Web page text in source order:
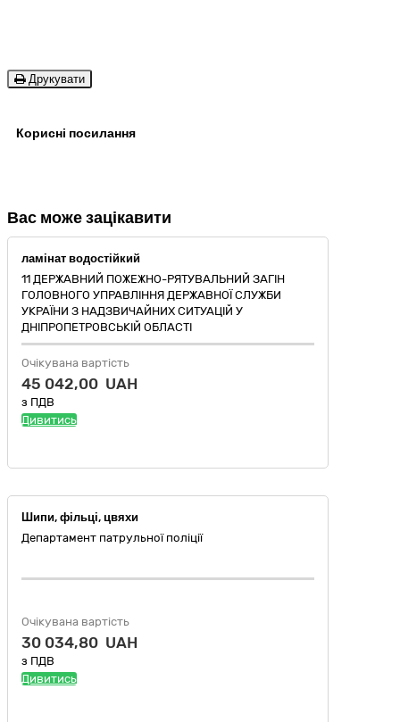
Друкувати
Корисні посилання
Вас може зацікавити
ламінат водостійкий
11 ДЕРЖАВНИЙ ПОЖЕЖНО-РЯТУВАЛЬНИЙ ЗАГІН
ГОЛОВНОГО УПРАВЛІННЯ ДЕРЖАВНОЇ СЛУЖБИ
УКРАЇНИ З НАДЗВИЧАЙНИХ СИТУАЦІЙ У
ДНІПРОПЕТРОВСЬКІЙ ОБЛАСТІ
Очікувана вартість
45 042,00 UAH
з ПДВ
Дивитись
Шипи, фільці, цвяхи
Департамент патрульної поліції
Очікувана вартість
30 034,80 UAH
з ПДВ
Дивитись